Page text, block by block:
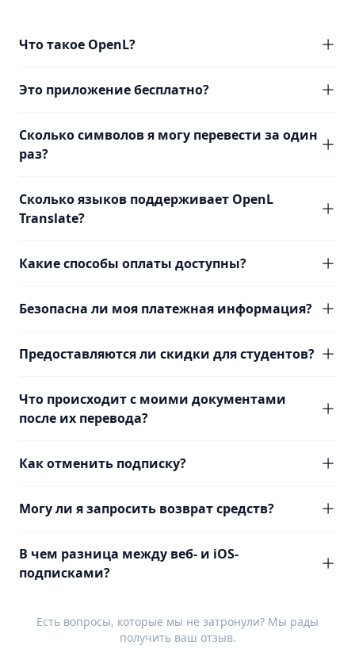
Что такое OpenL?
Это приложение бесплатно?
Сколько символов я могу перевести за один
раз?
Сколько языков поддерживает OpenL
Translate?
Какие способы оплаты доступны?
Безопасна ли моя платежная информация?
Предоставляются ли скидки для студентов?
Что происходит с моими документами
после их перевода?
Как отменить подписку?
Могу ли я запросить возврат средств?
В чем разница между веб- и iOS-
подписками?
Есть вопросы, которые мы не затронули? Мы рады
получить ваш отзыв.